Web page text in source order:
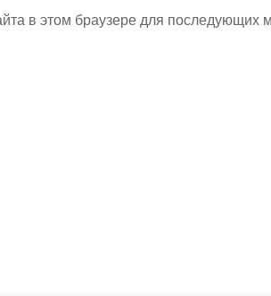
в этом браузере для последующих